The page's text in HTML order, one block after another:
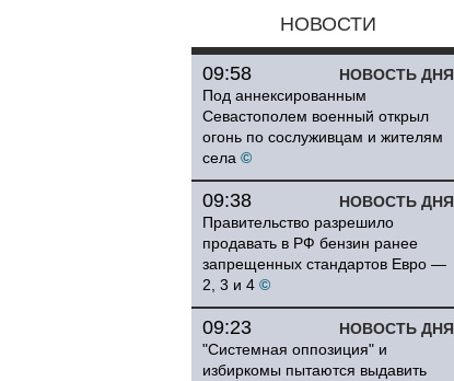
НОВОСТИ
НОВОСТЬ ДНЯ
09:58
Под аннексированным
Севастополем военный открыл
огонь по сослуживцам и жителям
села ©
НОВОСТЬ ДНЯ
09:38
Правительство разрешило
продавать в РФ бензин ранее
запрещенных стандартов Евро —
2, 3 и 4 ©
НОВОСТЬ ДНЯ
09:23
"Системная оппозиция" и
избиркомы пытаются выдавить